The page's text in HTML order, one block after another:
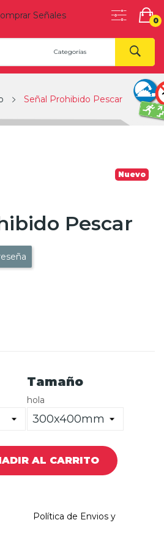
0
Señal Prohibido Pescar
Nuevo
Pescar
Tamaño
hola
AL CARRITO
Política de Envios y